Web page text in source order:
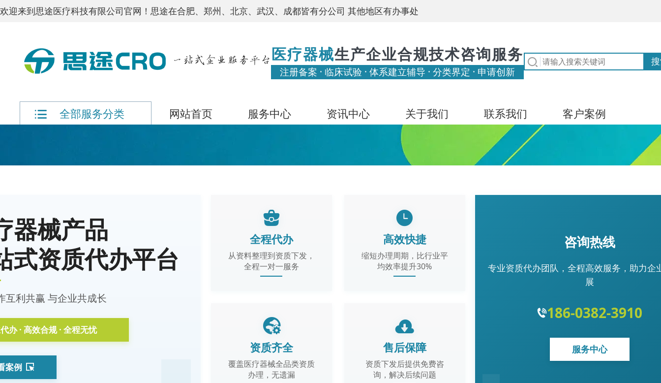
欢迎来到思途医疗科技有限公司官网！思途在合肥、郑州、北京、武汉、成都皆有分公司 其他地区有办事处
医疗器械生产企业合规技术咨询服务
注册备案 · 临床试验 · 体系建立辅导 · 分类界定 · 申请创新
全部服务分类 网站首页 服务中心 资讯中心 关于我们 联系我们 客户案例
器械产品
式资质代办平台
互利共赢 与企业共成长
办 · 高效合规 · 全程无忧
案例
全程代办
从资料整理到资质下发，
全程一对一服务
高效快捷
缩短办理周期，比行业平
均效率提升30%
资质齐全
覆盖医疗器械全品类资质
办理，无遗漏
售后保障
资质下发后提供免费咨
询，解决后续问题
咨询热线
专业资质代办团队，全程高效服务，助力企
展
186-0382-3910
服务中心